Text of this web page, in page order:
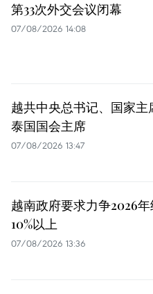
第33次外交会议闭幕
07/08/2026 14:08
越共中央总书记、国家主
泰国国会主席
07/08/2026 13:47
越南政府要求力争2026
10%以上
07/08/2026 13:36